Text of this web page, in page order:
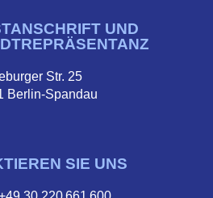
UND
Str. 25
Berlin-Spandau
SIE UNS